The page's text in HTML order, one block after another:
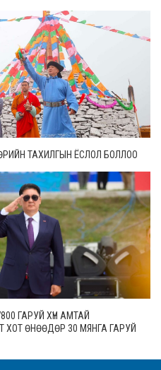
ТАХИЛГЫН ЁСЛОЛ БОЛЛОО
ГАРУЙ ХҮН АМТАЙ
ӨНӨӨДӨР 30 МЯНГА ГАРУЙ